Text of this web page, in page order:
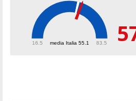
media Italia 55.1
16.5 83.5